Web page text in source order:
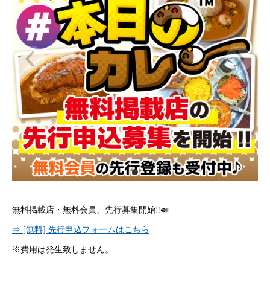
無料掲載店・無料会員、先行募集開始‼️🍛
⇒ [無料] 先行申込フォームはこちら
※費用は発生致しません。